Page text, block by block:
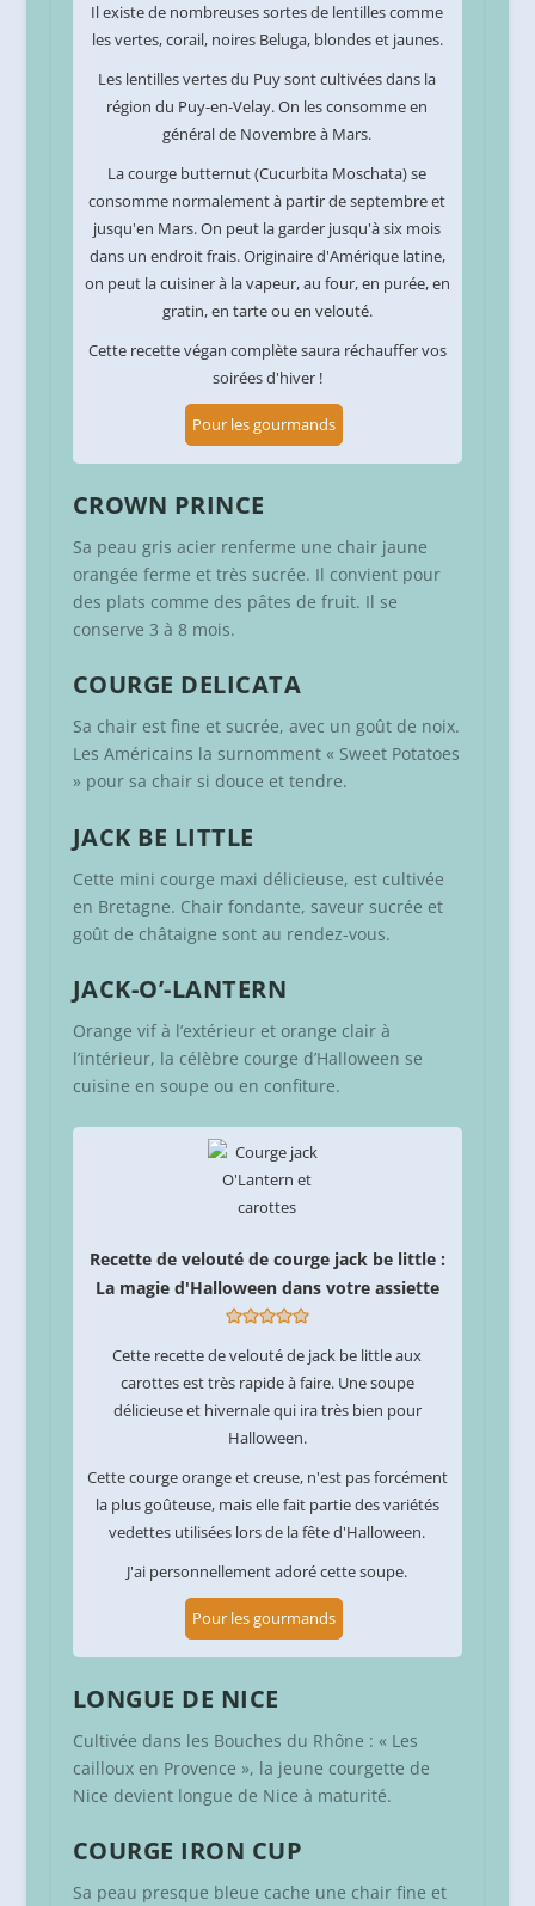
Il existe de nombreuses sortes de lentilles comme
les vertes, corail, noires Beluga, blondes et jaunes.
Les lentilles vertes du Puy sont cultivées dans la
région du Puy-en-Velay. On les consomme en
général de Novembre à Mars.
La courge butternut (Cucurbita Moschata) se
consomme normalement à partir de septembre et
jusqu'en Mars. On peut la garder jusqu'à six mois
dans un endroit frais. Originaire d'Amérique latine,
on peut la cuisiner à la vapeur, au four, en purée, en
gratin, en tarte ou en velouté.
Cette recette végan complète saura réchauffer vos
soirées d'hiver !
Pour les gourmands
CROWN PRINCE
Sa peau gris acier renferme une chair jaune
orangée ferme et très sucrée. Il convient pour
des plats comme des pâtes de fruit. Il se
conserve 3 à 8 mois.
COURGE DELICATA
Sa chair est fine et sucrée, avec un goût de noix.
Les Américains la surnomment « Sweet Potatoes
» pour sa chair si douce et tendre.
JACK BE LITTLE
Cette mini courge maxi délicieuse, est cultivée
en Bretagne. Chair fondante, saveur sucrée et
goût de châtaigne sont au rendez-vous.
JACK-O’-LANTERN
Orange vif à l’extérieur et orange clair à
l’intérieur, la célèbre courge d’Halloween se
cuisine en soupe ou en confiture.
Recette de velouté de courge jack be little :
La magie d'Halloween dans votre assiette
Cette recette de velouté de jack be little aux
carottes est très rapide à faire. Une soupe
délicieuse et hivernale qui ira très bien pour
Halloween.
Cette courge orange et creuse, n'est pas forcément
la plus goûteuse, mais elle fait partie des variétés
vedettes utilisées lors de la fête d'Halloween.
J'ai personnellement adoré cette soupe.
Pour les gourmands
LONGUE DE NICE
Cultivée dans les Bouches du Rhône : « Les
cailloux en Provence », la jeune courgette de
Nice devient longue de Nice à maturité.
COURGE IRON CUP
Sa peau presque bleue cache une chair fine et